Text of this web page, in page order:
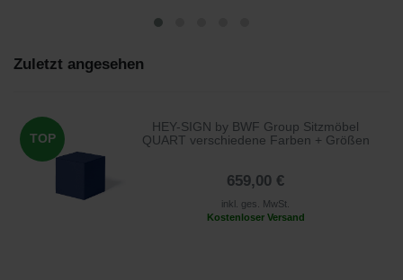
Zuletzt angesehen
TOP
HEY-SIGN by BWF Group Sitzmöbel
QUART verschiedene Farben + Größen
659,00 €
inkl. ges. MwSt.
Kostenloser Versand